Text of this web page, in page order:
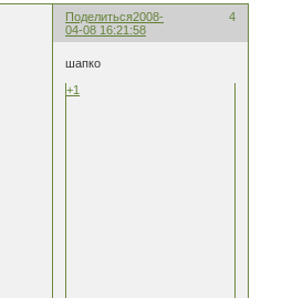
Поделиться 4
2008-
04-08 16:21:58
шапко
+1